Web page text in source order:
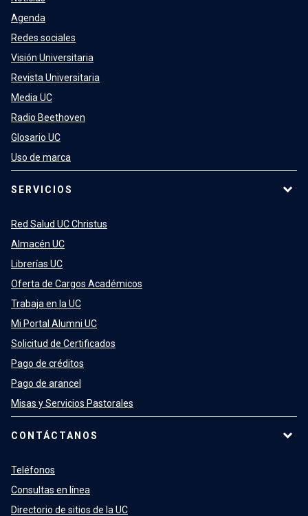
Agenda
Redes sociales
Visión Universitaria
Revista Universitaria
Media UC
Radio Beethoven
Glosario UC
Uso de marca
SERVICIOS
Red Salud UC Christus
Almacén UC
Librerías UC
Oferta de Cargos Académicos
Trabaja en la UC
Mi Portal Alumni UC
Solicitud de Certificados
Pago de créditos
Pago de arancel
Misas y Servicios Pastorales
CONTÁCTANOS
Teléfonos
Consultas en línea
Directorio de sitios de la UC